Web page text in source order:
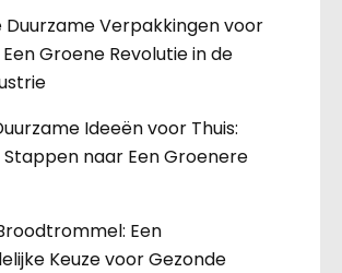
Duurzame Verpakkingen voor
Groene Revolutie in de
Ideeën voor Thuis:
Stappen naar Een Groenere
Een
Keuze voor Gezonde